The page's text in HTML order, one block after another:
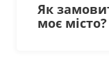
Як
моє місто?